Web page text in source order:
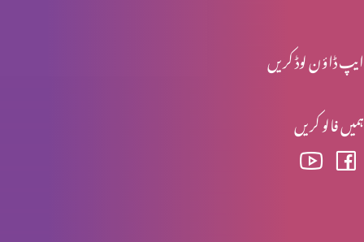
ایپ ڈاؤن لوڈ کریں
ہمیں فالو کریں